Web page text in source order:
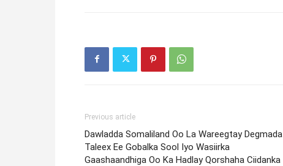
Previous article
Dawladda Somaliland Oo La Wareegtay Degmada
Taleex Ee Gobalka Sool Iyo Wasiirka
Gaashaandhiga Oo Ka Hadlay Qorshaha Ciidanka